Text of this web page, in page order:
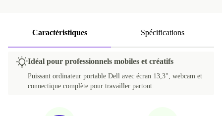
Caractéristiques Spécifications
Idéal pour professionnels mobiles et créatifs
Puissant ordinateur portable Dell avec écran 13,3", webcam et
connectique complète pour travailler partout.